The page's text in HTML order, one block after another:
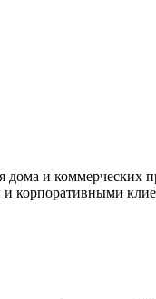
и коммерческих
корпоративными